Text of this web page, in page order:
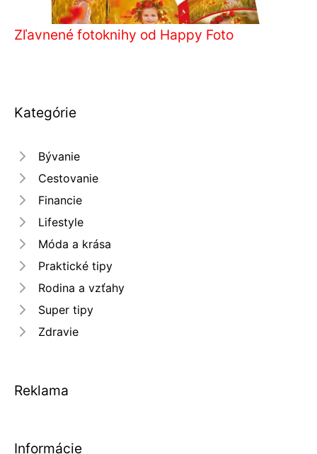
Zľavnené fotoknihy od Happy Foto
Kategórie
Bývanie
Cestovanie
Financie
Lifestyle
Móda a krása
Praktické tipy
Rodina a vzťahy
Super tipy
Zdravie
Reklama
Informácie